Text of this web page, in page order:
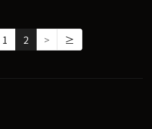
1 2 > ≥